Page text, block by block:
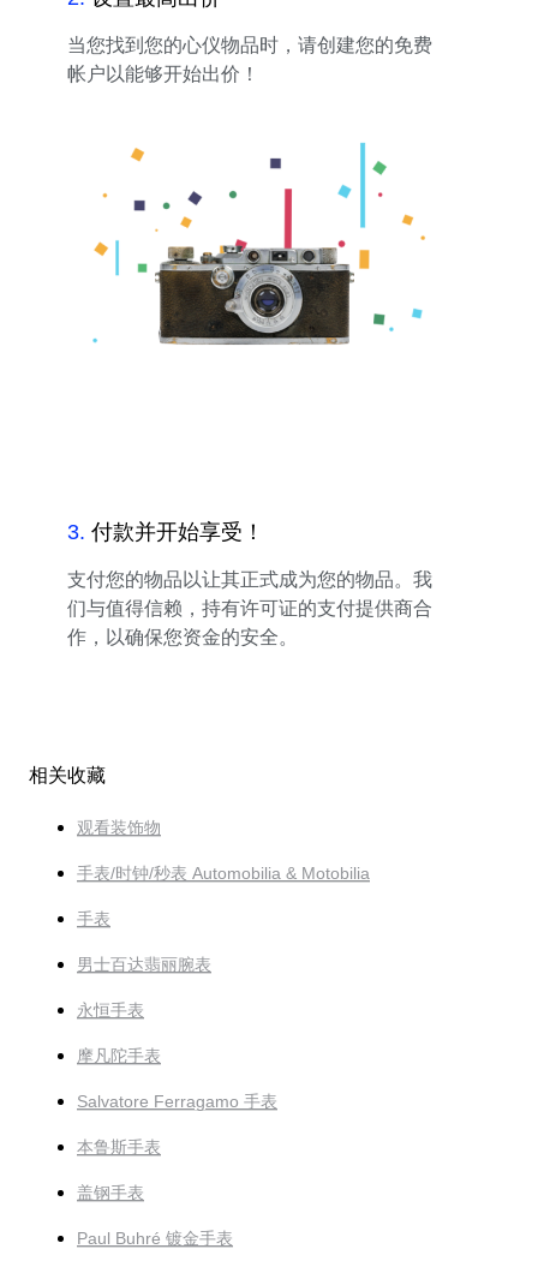
当您找到您的心仪物品时，请创建您的免费
帐户以能够开始出价！
3. 付款并开始享受！
支付您的物品以让其正式成为您的物品。我
们与值得信赖，持有许可证的支付提供商合
作，以确保您资金的安全。
相关收藏
观看装饰物
手表/时钟/秒表 Automobilia & Motobilia
手表
男士百达翡丽腕表
永恒手表
摩凡陀手表
Salvatore Ferragamo 手表
本鲁斯手表
盖钢手表
Paul Buhré 镀金手表